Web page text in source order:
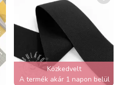
Közkedvelt
A termék akár 1 napon belül